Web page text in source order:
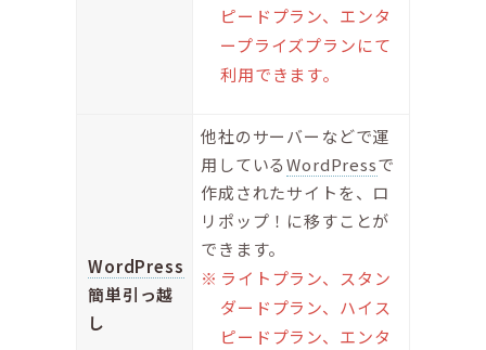
ピードプラン、エンタ
ープライズプランにて
利用できます。
WordPress
簡単引っ越
し
他社のサーバーなどで運
用しているWordPressで
作成されたサイトを、ロ
リポップ！に移すことが
できます。
ライトプラン、スタン
ダードプラン、ハイス
ピードプラン、エンタ